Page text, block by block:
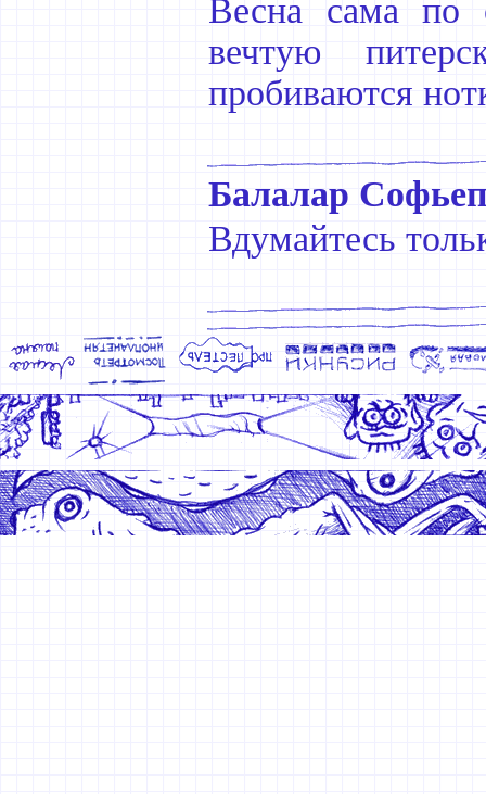
Весна сама по
вечтую
пробиваются
Балалар
Вдумайтесь